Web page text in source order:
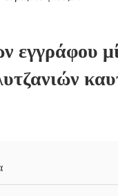
εγγράφου